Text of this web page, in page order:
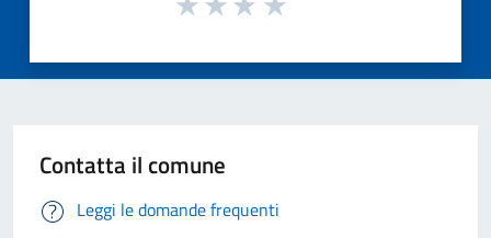
Contatta il comune
Leggi le domande frequenti